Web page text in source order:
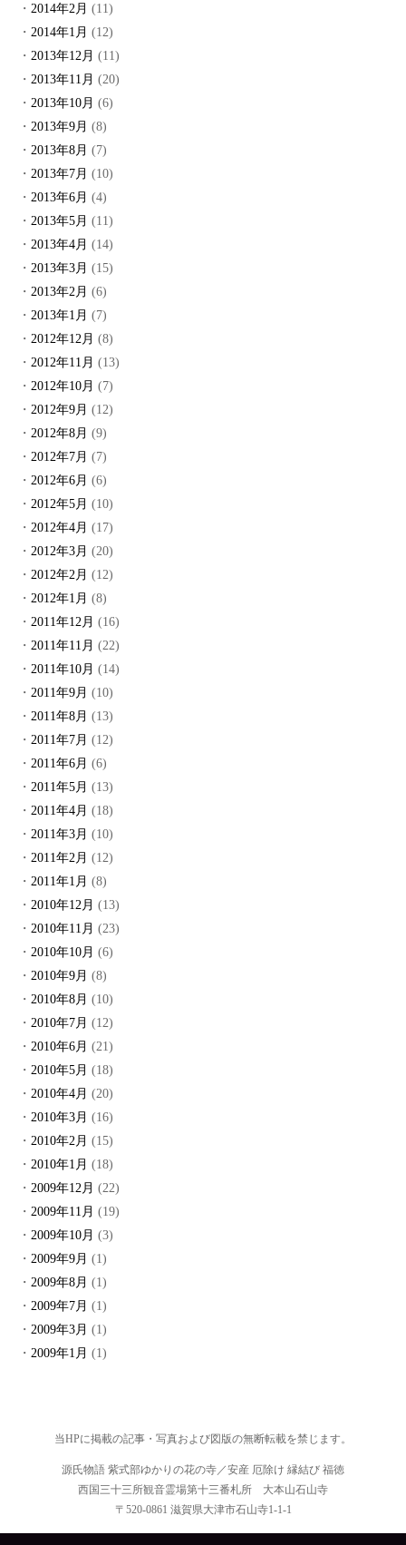
2014年2月 (11)
2014年1月 (12)
2013年12月 (11)
2013年11月 (20)
2013年10月 (6)
2013年9月 (8)
2013年8月 (7)
2013年7月 (10)
2013年6月 (4)
2013年5月 (11)
2013年4月 (14)
2013年3月 (15)
2013年2月 (6)
2013年1月 (7)
2012年12月 (8)
2012年11月 (13)
2012年10月 (7)
2012年9月 (12)
2012年8月 (9)
2012年7月 (7)
2012年6月 (6)
2012年5月 (10)
2012年4月 (17)
2012年3月 (20)
2012年2月 (12)
2012年1月 (8)
2011年12月 (16)
2011年11月 (22)
2011年10月 (14)
2011年9月 (10)
2011年8月 (13)
2011年7月 (12)
2011年6月 (6)
2011年5月 (13)
2011年4月 (18)
2011年3月 (10)
2011年2月 (12)
2011年1月 (8)
2010年12月 (13)
2010年11月 (23)
2010年10月 (6)
2010年9月 (8)
2010年8月 (10)
2010年7月 (12)
2010年6月 (21)
2010年5月 (18)
2010年4月 (20)
2010年3月 (16)
2010年2月 (15)
2010年1月 (18)
2009年12月 (22)
2009年11月 (19)
2009年10月 (3)
2009年9月 (1)
2009年8月 (1)
2009年7月 (1)
2009年3月 (1)
2009年1月 (1)
当HPに掲載の記事・写真および図版の無断転載を禁じます。
源氏物語 紫式部ゆかりの花の寺／安産 厄除け 縁結び 福徳
西国三十三所観音霊場第十三番札所 大本山石山寺
〒520-0861 滋賀県大津市石山寺1-1-1